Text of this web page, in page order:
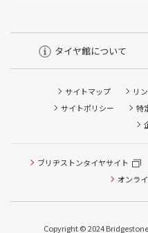
タイヤ館について
サイトマップ リ
サイトポリシー
特
ブリヂストンタイヤサイト
オンラ
Copyright © 2024
タイヤ点検・安全点検/タ
ピット作業の予約
本日のタイヤ履き替え順